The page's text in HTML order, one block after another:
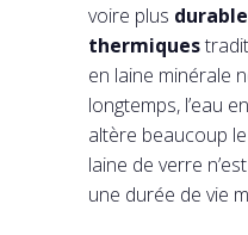
voire plus durable
thermiques
en laine minérale
longtemps, l’eau
altère beaucoup
laine de verre
une durée de vie